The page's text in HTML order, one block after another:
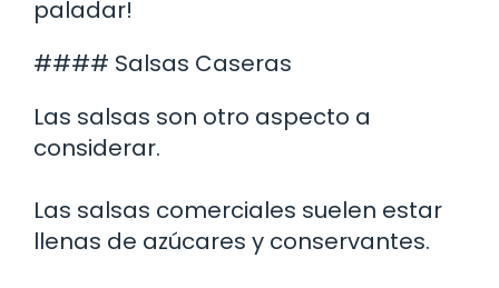
paladar!
#### Salsas Caseras
Las salsas son otro aspecto a
considerar.
Las salsas comerciales suelen estar
llenas de azúcares y conservantes.